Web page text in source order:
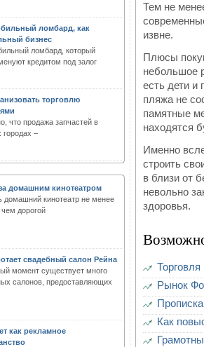
ломбард, как
бизнес
ломбард, который
кредитом под залог
торговлю
что продажа запчастей в
городах –
домашним кинотеатром
домашний кинотеатр не менее
дорогой
свадебный салон Рейна
момент существует много
салонов, предоставляющих
как рекламное
Тем не
извне.
Плюсы
небольшое
есть дети и
пляжа не
памятные
находятся
Именно
строить
в близи от
невольно
здоровья.
Рынок
Как